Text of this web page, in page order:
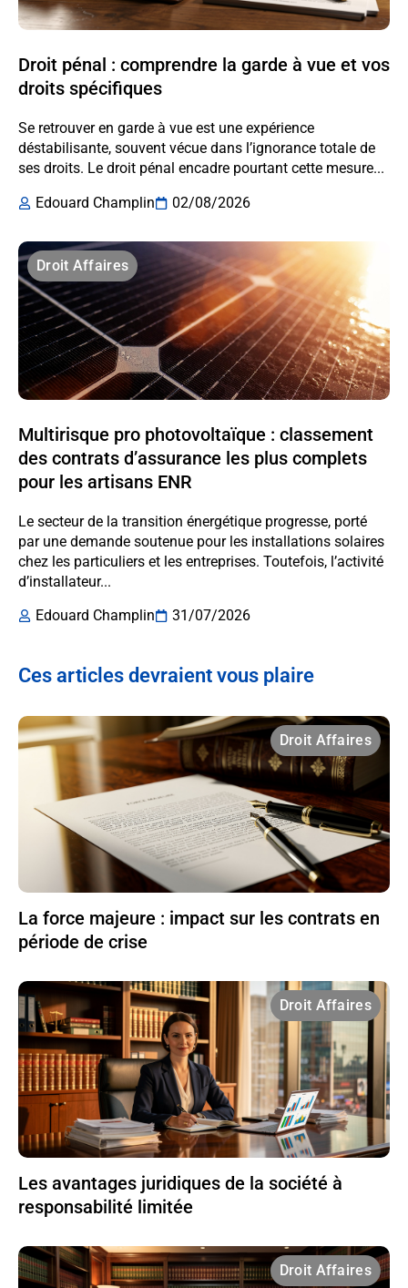
Droit pénal : comprendre la garde à vue et vos
droits spécifiques
Se retrouver en garde à vue est une expérience
déstabilisante, souvent vécue dans l’ignorance totale de
ses droits. Le droit pénal encadre pourtant cette mesure...
Edouard Champlin
02/08/2026
Droit Affaires
Multirisque pro photovoltaïque : classement
des contrats d’assurance les plus complets
pour les artisans ENR
Le secteur de la transition énergétique progresse, porté
par une demande soutenue pour les installations solaires
chez les particuliers et les entreprises. Toutefois, l’activité
d’installateur...
Edouard Champlin
31/07/2026
Ces articles devraient vous plaire
Droit Affaires
La force majeure : impact sur les contrats en
période de crise
Droit Affaires
Les avantages juridiques de la société à
responsabilité limitée
Droit Affaires